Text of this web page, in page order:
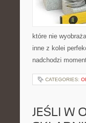
które nie
inne z kolei
nadchodzi
CATEGORIES:
JEŚLI W